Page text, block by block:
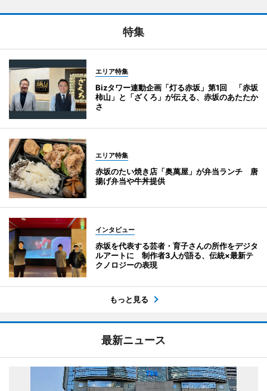
特集
エリア特集
Bizタワー連動企画「灯る赤坂」第1回 「赤坂
柿山」と「ざくろ」が伝える、赤坂のあたたか
さ
エリア特集
赤坂のたい焼き店「奥萬屋」が弁当ランチ 唐
揚げ弁当や牛丼提供
インタビュー
赤坂を代表する芸者・育子さんの所作をデジタ
ルアートに 制作者3人が語る、伝統×最新テ
クノロジーの表現
もっと見る
最新ニュース